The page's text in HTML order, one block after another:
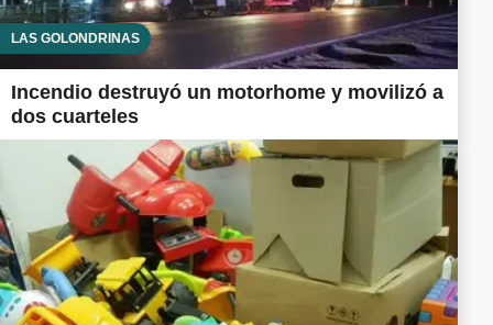
LAS GOLONDRINAS
Incendio destruyó un motorhome y movilizó a
dos cuarteles